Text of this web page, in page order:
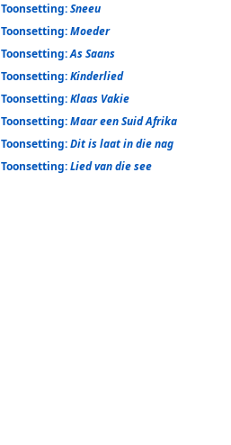
Toonsetting:Sneeu
Toonsetting:Moeder
Toonsetting:As Saans
Toonsetting:Kinderlied
Toonsetting:Klaas Vakie
Toonsetting:Maar een Suid Afrika
Toonsetting:Dit is laat in die nag
Toonsetting:Lied van die see